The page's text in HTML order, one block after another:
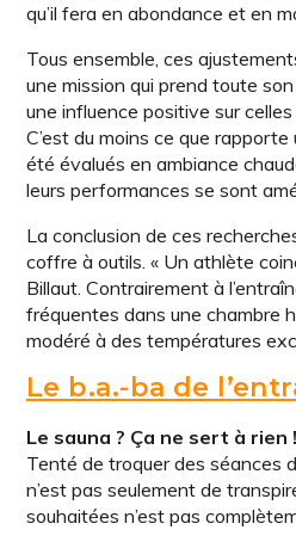
qu’il fera en abondance et en
Tous ensemble, ces
une mission qui prend toute
une influence positive sur
C’est du moins ce que
été évalués en ambiance
leurs performances se sont
La conclusion de ces
coffre à outils. « Un athlète
Billaut. Contrairement à
fréquentes dans une chambre
modéré à des températures
Le b.a.-ba de
Le sauna ? Ça ne sert à rien !
Tenté de troquer des séances
n’est pas seulement de
souhaitées n’est pas